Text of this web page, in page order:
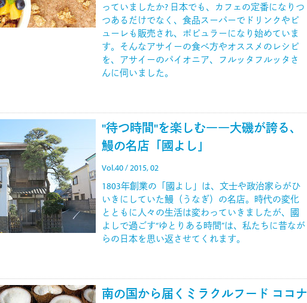
っていましたか? 日本でも、カフェの定番になりつ
つあるだけでなく、食品スーパーでドリンクやピ
ューレも販売され、ポピュラーになり始めていま
す。そんなアサイーの食べ方やオススメのレシピ
を、アサイーのパイオニア、フルッタフルッタさ
んに伺いました。
"待つ時間"を楽しむ――大磯が誇る、
鰻の名店「國よし」
Vol.40 / 2015, 02
1803年創業の「國よし」は、文士や政治家らがひ
いきにしていた鰻（うなぎ）の名店。時代の変化
とともに人々の生活は変わっていきましたが、國
よしで過ごす“ゆとりある時間”は、私たちに昔なが
らの日本を思い返させてくれます。
南の国から届くミラクルフード ココナ